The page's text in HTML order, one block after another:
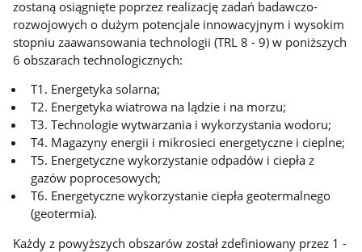
zostaną osiągnięte poprzez realizację zadań badawczo-
rozwojowych o dużym potencjale innowacyjnym i wysokim
stopniu zaawansowania technologii (TRL 8 - 9) w poniższych
6 obszarach technologicznych:
T1. Energetyka solarna;
T2. Energetyka wiatrowa na lądzie i na morzu;
T3. Technologie wytwarzania i wykorzystania wodoru;
T4. Magazyny energii i mikrosieci energetyczne i cieplne;
T5. Energetyczne wykorzystanie odpadów i ciepła z
gazów poprocesowych;
T6. Energetyczne wykorzystanie ciepła geotermalnego
(geotermia).
Każdy z powyższych obszarów został zdefiniowany przez 1 -